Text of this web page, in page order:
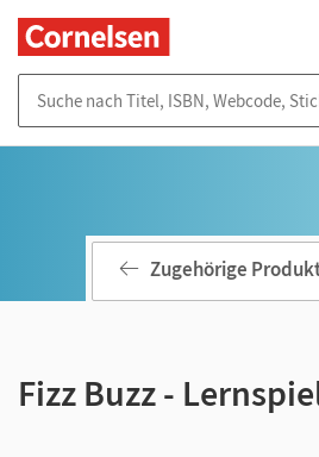
Zugehörige
Fizz Buzz -